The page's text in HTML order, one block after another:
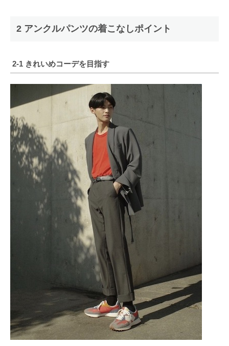
2 アンクルパンツの着こなしポイント
2-1 きれいめコーデを目指す